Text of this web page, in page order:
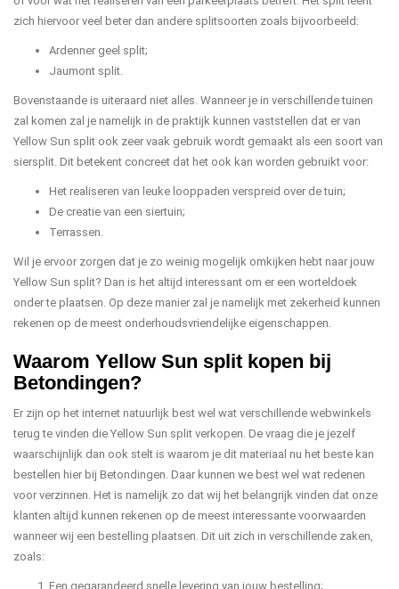
zich hiervoor veel beter dan andere splitsoorten zoals bijvoorbeeld:
Ardenner geel split;
Jaumont split.
Bovenstaande is uiteraard niet alles. Wanneer je in verschillende tuinen
zal komen zal je namelijk in de praktijk kunnen vaststellen dat er van
Yellow Sun split ook zeer vaak gebruik wordt gemaakt als een soort van
siersplit. Dit betekent concreet dat het ook kan worden gebruikt voor:
Het realiseren van leuke looppaden verspreid over de tuin;
De creatie van een siertuin;
Terrassen.
Wil je ervoor zorgen dat je zo weinig mogelijk omkijken hebt naar jouw
Yellow Sun split? Dan is het altijd interessant om er een worteldoek
onder te plaatsen. Op deze manier zal je namelijk met zekerheid kunnen
rekenen op de meest onderhoudsvriendelijke eigenschappen.
Waarom Yellow Sun split kopen bij
Betondingen?
Er zijn op het internet natuurlijk best wel wat verschillende webwinkels
terug te vinden die Yellow Sun split verkopen. De vraag die je jezelf
waarschijnlijk dan ook stelt is waarom je dit materiaal nu het beste kan
bestellen hier bij Betondingen. Daar kunnen we best wel wat redenen
voor verzinnen. Het is namelijk zo dat wij het belangrijk vinden dat onze
klanten altijd kunnen rekenen op de meest interessante voorwaarden
wanneer wij een bestelling plaatsen. Dit uit zich in verschillende zaken,
zoals:
Een gegarandeerd snelle levering van jouw bestelling;